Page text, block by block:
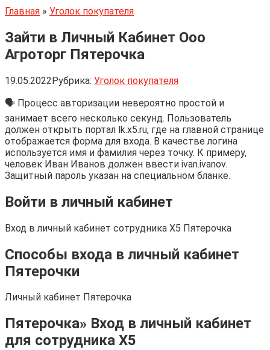
Главная » Уголок покупателя
Зайти в Личный Кабинет Ооо
Агроторг Пятерочка
19.05.2022Рубрика: Уголок покупателя
🗣 Процесс авторизации невероятно простой и
занимает всего несколько секунд. Пользователь
должен открыть портал lk.x5.ru, где на главной странице
отображается форма для входа. В качестве логина
используется имя и фамилия через точку. К примеру,
человек Иван Иванов должен ввести ivan.ivanov.
Защитный пароль указан на специальном бланке.
Войти в личный кабинет
Вход в личный кабинет сотрудника X5 Пятерочка
Способы входа в личный кабинет
Пятерочки
Личный кабинет Пятерочка
Пятерочка» Вход в личный кабинет
для сотрудника X5